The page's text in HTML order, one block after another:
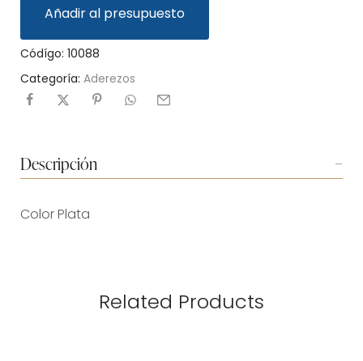
Añadir al presupuesto
Códígo: 10088
Categoría: Aderezos
Descripción
Color Plata
Related Products